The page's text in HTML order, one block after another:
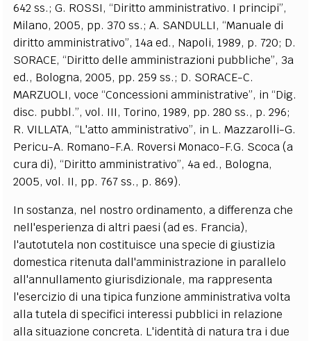
642 ss.; G. ROSSI, “Diritto amministrativo. I principi”,
Milano, 2005, pp. 370 ss.; A. SANDULLI, “Manuale di
diritto amministrativo”, 14a ed., Napoli, 1989, p. 720; D.
SORACE, “Diritto delle amministrazioni pubbliche”, 3a
ed., Bologna, 2005, pp. 259 ss.; D. SORACE-C.
MARZUOLI, voce “Concessioni amministrative”, in “Dig.
disc. pubbl.”, vol. III, Torino, 1989, pp. 280 ss., p. 296;
R. VILLATA, “L'atto amministrativo”, in L. Mazzarolli-G.
Pericu-A. Romano-F.A. Roversi Monaco-F.G. Scoca (a
cura di), “Diritto amministrativo”, 4a ed., Bologna,
2005, vol. II, pp. 767 ss., p. 869).
In sostanza, nel nostro ordinamento, a differenza che
nell'esperienza di altri paesi (ad es. Francia),
l'autotutela non costituisce una specie di giustizia
domestica ritenuta dall'amministrazione in parallelo
all'annullamento giurisdizionale, ma rappresenta
l'esercizio di una tipica funzione amministrativa volta
alla tutela di specifici interessi pubblici in relazione
alla situazione concreta. L'identità di natura tra i due